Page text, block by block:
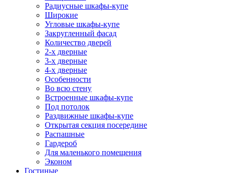
Радиусные шкафы-купе
Широкие
Угловые шкафы-купе
Закругленный фасад
Количество дверей
2-х дверные
3-х дверные
4-х дверные
Особенности
Во всю стену
Встроенные шкафы-купе
Под потолок
Раздвижные шкафы-купе
Открытая секция посередине
Распашные
Гардероб
Для маленького помещения
Эконом
Гостиные